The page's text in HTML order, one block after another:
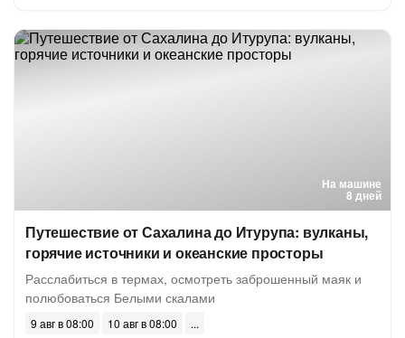
На машине
8 дней
Путешествие от Сахалина до Итурупа: вулканы,
горячие источники и океанские просторы
Расслабиться в термах, осмотреть заброшенный маяк и
полюбоваться Белыми скалами
9 авг в 08:00 10 авг в 08:00